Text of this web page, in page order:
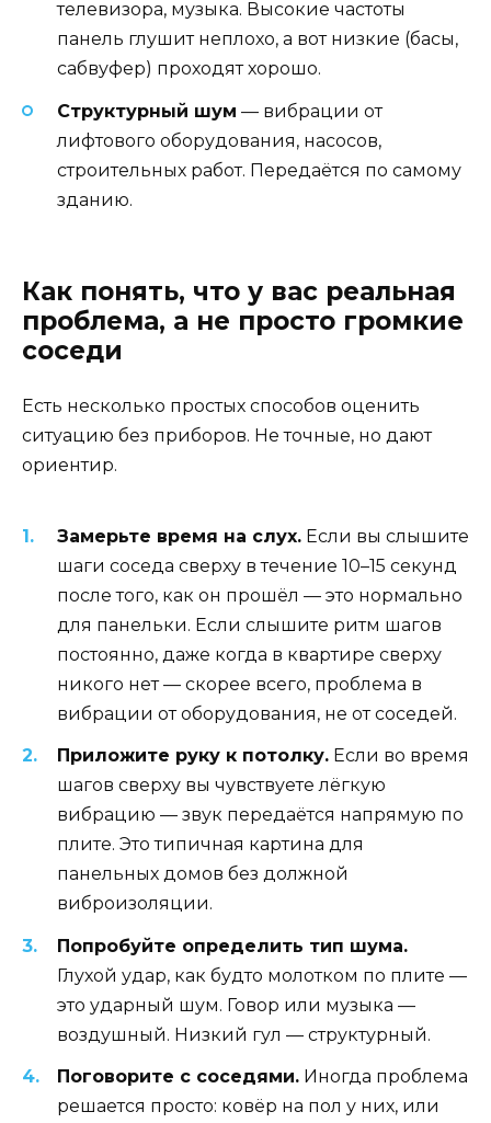
телевизора, музыка. Высокие частоты
панель глушит неплохо, а вот низкие (басы,
сабвуфер) проходят хорошо.
Структурный шум — вибрации от
лифтового оборудования, насосов,
строительных работ. Передаётся по самому
зданию.
Как понять, что у вас реальная
проблема, а не просто громкие
соседи
Есть несколько простых способов оценить
ситуацию без приборов. Не точные, но дают
ориентир.
Замерьте время на слух. Если вы слышите
шаги соседа сверху в течение 10–15 секунд
после того, как он прошёл — это нормально
для панельки. Если слышите ритм шагов
постоянно, даже когда в квартире сверху
никого нет — скорее всего, проблема в
вибрации от оборудования, не от соседей.
Приложите руку к потолку. Если во время
шагов сверху вы чувствуете лёгкую
вибрацию — звук передаётся напрямую по
плите. Это типичная картина для
панельных домов без должной
виброизоляции.
Попробуйте определить тип шума.
Глухой удар, как будто молотком по плите —
это ударный шум. Говор или музыка —
воздушный. Низкий гул — структурный.
Поговорите с соседями. Иногда проблема
решается просто: ковёр на пол у них, или